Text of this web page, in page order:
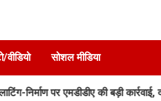
वीडियो सोशल मीडिया
की बड़ी कार्रवाई, दो स्थानों पर